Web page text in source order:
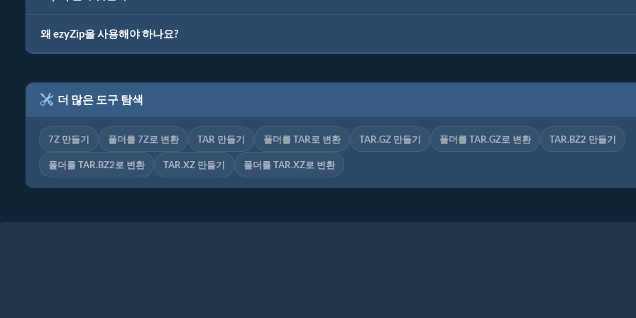
왜 ezyZip을 사용해야 하나요?
더 많은 도구 탐색
7Z 만들기 폴더를 7Z로 변환 TAR 만들기 폴더를 TAR로 변환 TAR.GZ 만들기 폴더를 TAR.GZ로 변환 TAR.BZ2 만들기
폴더를 TAR.BZ2로 변환 TAR.XZ 만들기 폴더를 TAR.XZ로 변환